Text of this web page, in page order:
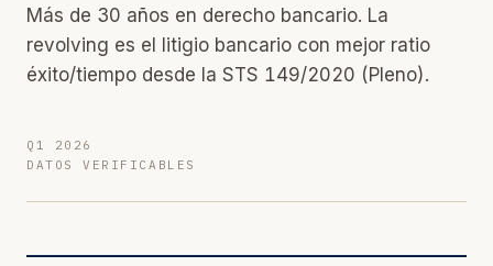
Más de 30 años en derecho bancario. La
revolving es el litigio bancario con mejor ratio
éxito/tiempo desde la STS 149/2020 (Pleno).
Q1 2026
DATOS VERIFICABLES